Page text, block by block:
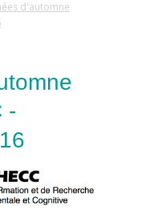
d'automne
-